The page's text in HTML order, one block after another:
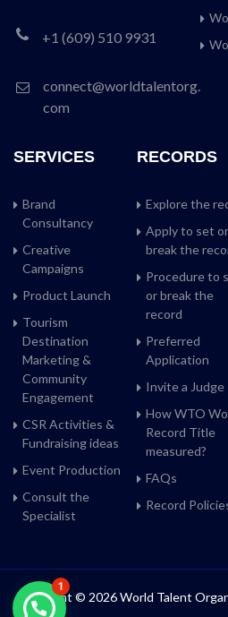
+1 (609) 510 9931
connect@worldtalentorg.
com
SERVICES
Brand
Consultancy
Creative
Campaigns
Product Launch
Tourism
Destination
Marketing &
Community
Engagement
CSR Activities &
Fundraising ideas
Event Production
Consult the
Specialist
RECORDS
Explore the
Apply to set or
break the
Procedure to
or break the
record
Preferred
Application
Invite a Judge
How WTO
Record Title
measured?
FAQs
Record
Copyright © 2026 World Talent
1